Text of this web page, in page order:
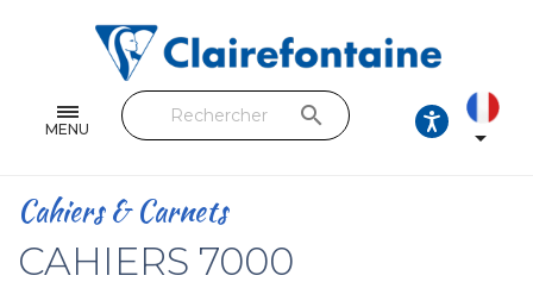
MENU
Feuilles & Copies
Beaux-arts & Dessin
Loisirs créatifs
search

Cahiers & Carnets
CAHIERS 7000